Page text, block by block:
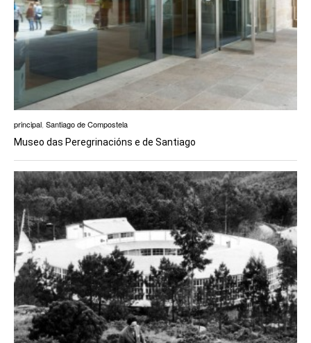
principal Santiago de Compostela
Museo das Peregrinacións e de Santiago